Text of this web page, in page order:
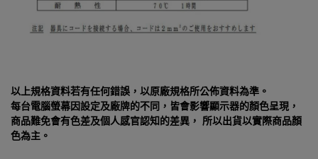
以上規格資料若有任何錯誤，以原廠規格所公佈資料為準。
每台電腦螢幕因設定及廠牌的不同，皆會影響顯示器的顏色呈現，
商品難免會有色差及個人感官認知的差異， 所以出貨以實際商品顏
色為主。